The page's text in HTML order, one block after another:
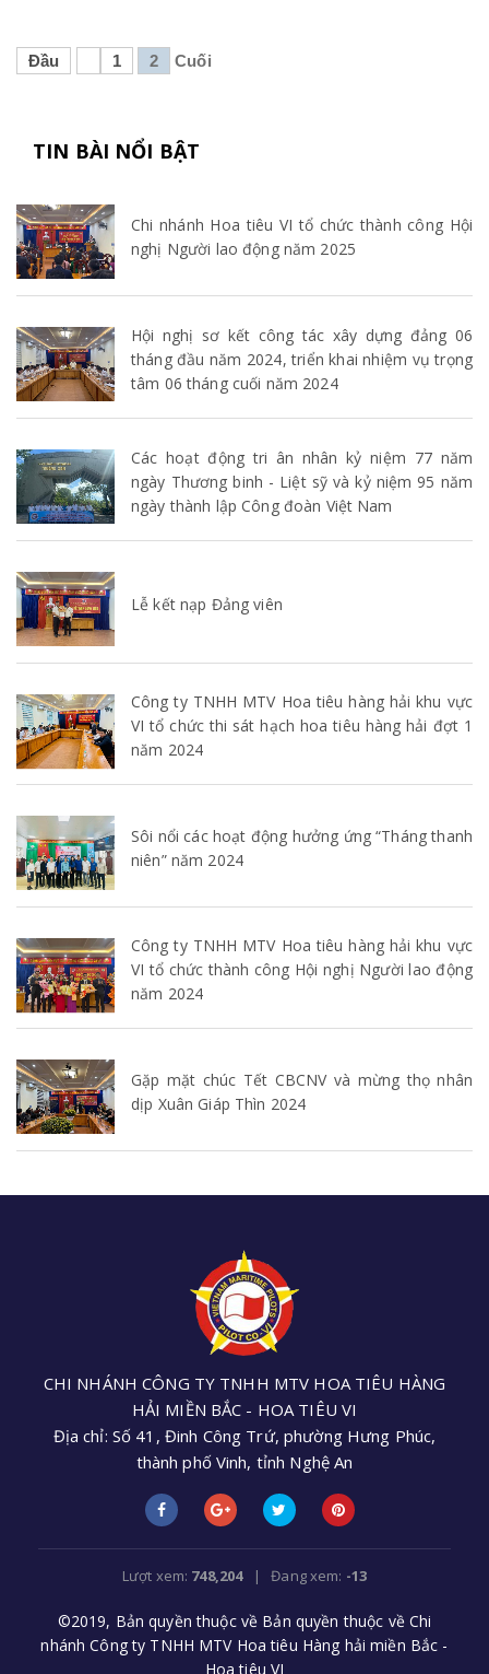
Đầu 1 2 Cuối
TIN BÀI NỔI BẬT
Chi nhánh Hoa tiêu VI tổ chức thành công Hội
nghị Người lao động năm 2025
Hội nghị sơ kết công tác xây dựng đảng 06
tháng đầu năm 2024, triển khai nhiệm vụ trọng
tâm 06 tháng cuối năm 2024
Các hoạt động tri ân nhân kỷ niệm 77 năm
ngày Thương binh - Liệt sỹ và kỷ niệm 95 năm
ngày thành lập Công đoàn Việt Nam
Lễ kết nạp Đảng viên
Công ty TNHH MTV Hoa tiêu hàng hải khu vực
VI tổ chức thi sát hạch hoa tiêu hàng hải đợt 1
năm 2024
Sôi nổi các hoạt động hưởng ứng “Tháng thanh
niên” năm 2024
Công ty TNHH MTV Hoa tiêu hàng hải khu vực
VI tổ chức thành công Hội nghị Người lao động
năm 2024
Gặp mặt chúc Tết CBCNV và mừng thọ nhân
dịp Xuân Giáp Thìn 2024
CHI NHÁNH CÔNG TY TNHH MTV HOA TIÊU HÀNG
HẢI MIỀN BẮC - HOA TIÊU VI
Địa chỉ: Số 41, Đinh Công Trứ, phường Hưng Phúc,
thành phố Vinh, tỉnh Nghệ An
cnhoatieu6@gmail.com
Lượt xem: 748,204| Đang xem: -13
©2019, Bản quyền thuộc về Bản quyền thuộc về Chi
nhánh Công ty TNHH MTV Hoa tiêu Hàng hải miền Bắc -
Hoa tiêu VI